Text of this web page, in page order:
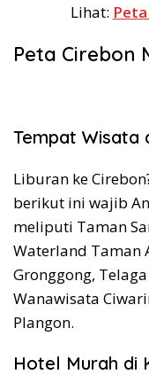
Lihat:
Peta Cirebon
Tempat Wisata
Liburan ke
berikut ini wajib
meliputi Taman
Waterland Taman
Gronggong,
Wanawisata
Plangon.
Hotel Murah di